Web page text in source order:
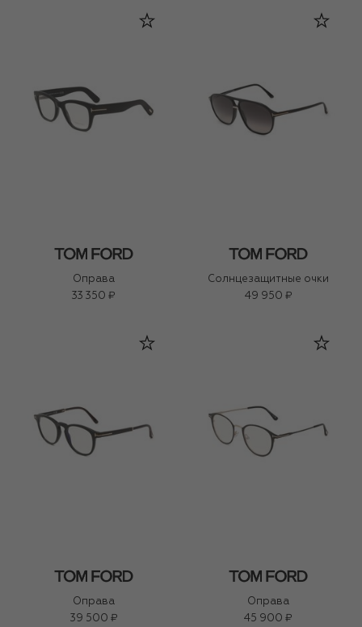
Оправа
33 350 ₽
Солнцезащитные очки
49 950 ₽
Оправа
39 500 ₽
Оправа
45 900 ₽